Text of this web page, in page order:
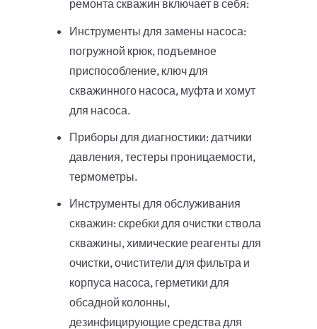
ремонта скважин включает в себя:
Инструменты для замены насоса:
погружной крюк, подъемное
приспособление, ключ для
скважинного насоса, муфта и хомут
для насоса.
Приборы для диагностики: датчики
давления, тестеры проницаемости,
термометры.
Инструменты для обслуживания
скважин: скребки для очистки ствола
скважины, химические реагенты для
очистки, очистители для фильтра и
корпуса насоса, герметики для
обсадной колонны,
дезинфицирующие средства для